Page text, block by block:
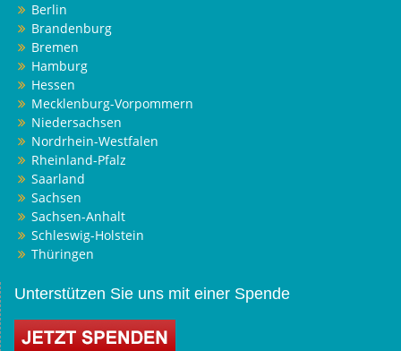
Berlin
Brandenburg
Bremen
Hamburg
Hessen
Mecklenburg-Vorpommern
Niedersachsen
Nordrhein-Westfalen
Rheinland-Pfalz
Saarland
Sachsen
Sachsen-Anhalt
Schleswig-Holstein
Thüringen
Unterstützen Sie uns mit einer Spende